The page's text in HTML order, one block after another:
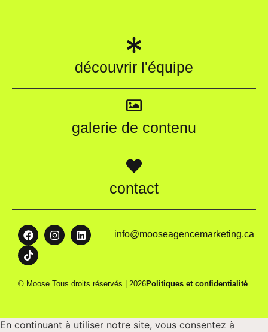
découvrir l'équipe
galerie de contenu
contact
info@mooseagencemarketing.ca
© Moose Tous droits réservés | 2026Politiques et confidentialité
En continuant à utiliser notre site, vous consentez à